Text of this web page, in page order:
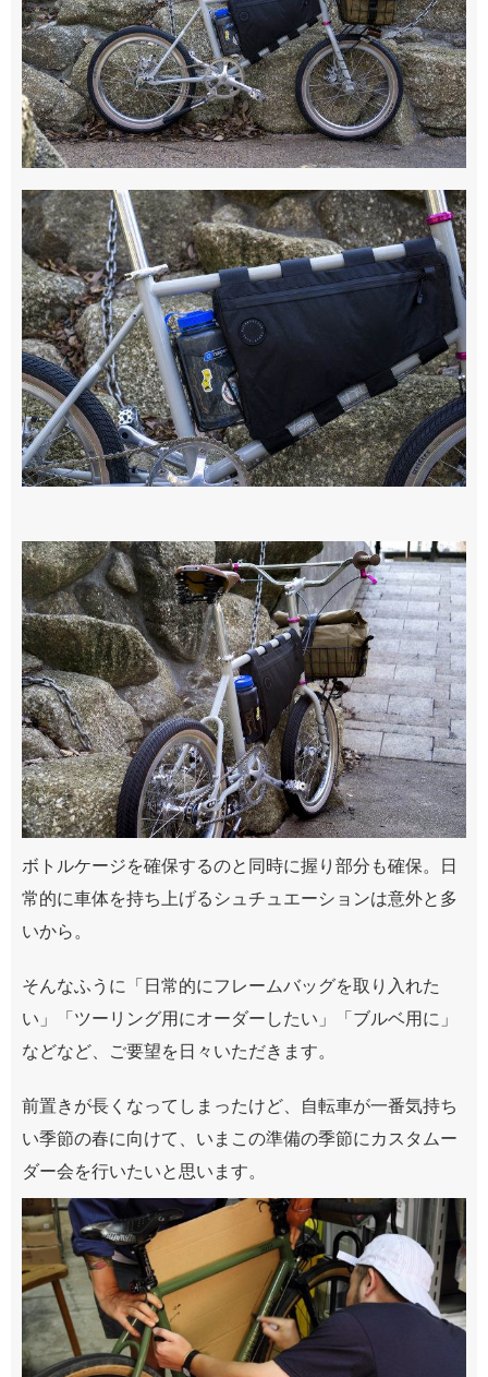
ボトルケージを確保するのと同時に握り部分も確保。日
常的に車体を持ち上げるシュチュエーションは意外と多
いから。
そんなふうに「日常的にフレームバッグを取り入れた
い」「ツーリング用にオーダーしたい」「ブルベ用に」
などなど、ご要望を日々いただきます。
前置きが長くなってしまったけど、自転車が一番気持ち
い季節の春に向けて、いまこの準備の季節にカスタムー
ダー会を行いたいと思います。